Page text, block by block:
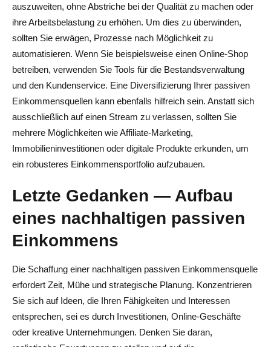
auszuweiten, ohne Abstriche bei der Qualität zu machen oder
ihre Arbeitsbelastung zu erhöhen. Um dies zu überwinden,
sollten Sie erwägen, Prozesse nach Möglichkeit zu
automatisieren. Wenn Sie beispielsweise einen Online-Shop
betreiben, verwenden Sie Tools für die Bestandsverwaltung
und den Kundenservice. Eine Diversifizierung Ihrer passiven
Einkommensquellen kann ebenfalls hilfreich sein. Anstatt sich
ausschließlich auf einen Stream zu verlassen, sollten Sie
mehrere Möglichkeiten wie Affiliate-Marketing,
Immobilieninvestitionen oder digitale Produkte erkunden, um
ein robusteres Einkommensportfolio aufzubauen.
Letzte Gedanken — Aufbau
eines nachhaltigen passiven
Einkommens
Die Schaffung einer nachhaltigen passiven Einkommensquelle
erfordert Zeit, Mühe und strategische Planung. Konzentrieren
Sie sich auf Ideen, die Ihren Fähigkeiten und Interessen
entsprechen, sei es durch Investitionen, Online-Geschäfte
oder kreative Unternehmungen. Denken Sie daran,